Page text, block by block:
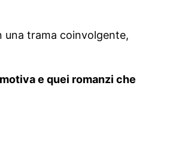
una trama coinvolgente,
e quei romanzi che